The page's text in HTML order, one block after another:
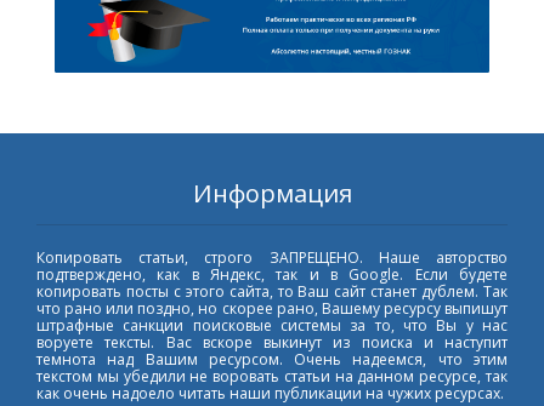
Информация
Копировать статьи, строго ЗАПРЕЩЕНО. Наше авторство
подтверждено, как в Яндекс, так и в Google. Если будете
копировать посты с этого сайта, то Ваш сайт станет дублем. Так
что рано или поздно, но скорее рано, Вашему ресурсу выпишут
штрафные санкции поисковые системы за то, что Вы у нас
воруете тексты. Вас вскоре выкинут из поиска и наступит
темнота над Вашим ресурсом. Очень надеемся, что этим
текстом мы убедили не воровать статьи на данном ресурсе, так
как очень надоело читать наши публикации на чужих ресурсах.